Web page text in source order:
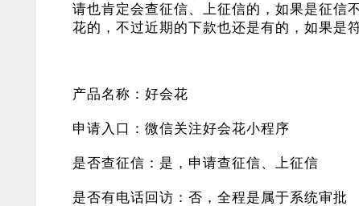
请也肯定会查征信、上征信的，如果是征信
花的，不过近期的下款也还是有的，如果是
产品名称：好会花
申请入口：微信关注好会花小程序
是否查征信：是，申请查征信、上征信
是否有电话回访：否，全程是属于系统审批